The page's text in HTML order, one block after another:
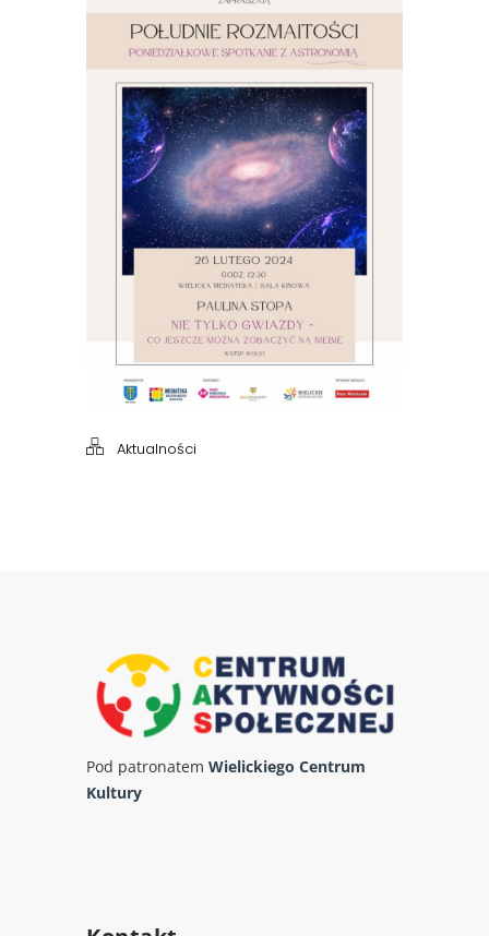
Aktualności
Pod patronatem Wielickiego Centrum
Kultury